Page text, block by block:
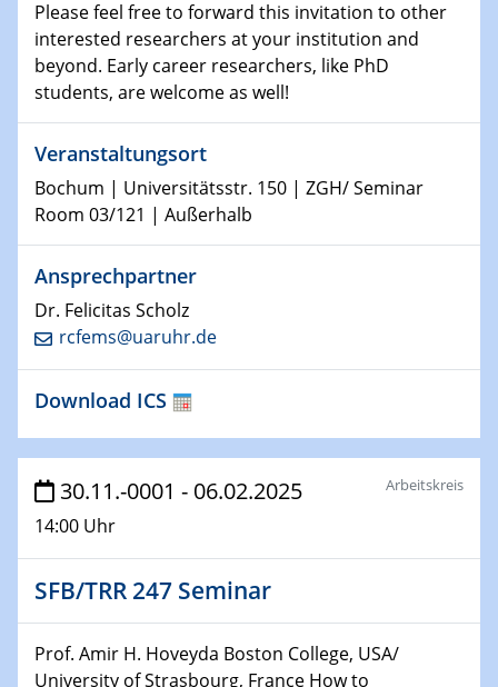
20.01.2023
Artificial intelligence
25.01.2023
25.01.2023
GDCh Kolloquium
26.01.2023
NanoPorT
Online Workshop
01.02.2023
Physikalisches Kolloquium
01.02.2023
GDCh Kolloquium
20.03.2023 - 21.03.2023
SPP 2122, Annual Meeting, Evonik
21.03.2023 - 23.03.2023
Please feel free to forward this invitation to other
interested researchers at your institution and
beyond. Early career researchers, like PhD
students, are welcome as well!
Veranstaltungsort
Bochum | Universitätsstr. 150 | ZGH/ Seminar
Room 03/121 | Außerhalb
Ansprechpartner
Dr. Felicitas Scholz
rcfems@uaruhr.de
Download ICS
30.11.-0001 - 06.02.2025
14:00 Uhr
Arbeitskreis
SFB/TRR 247 Seminar
Prof. Amir H. Hoveyda Boston College, USA/
University of Strasbourg, France How to